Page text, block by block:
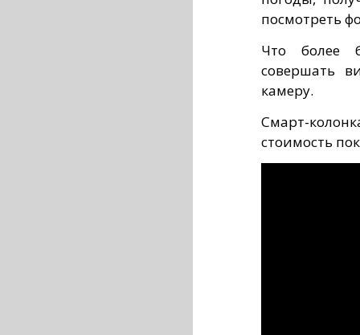
посмотреть
Что более
совершать
камеру.
Смарт-
стоимость